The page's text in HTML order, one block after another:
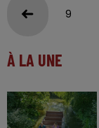
9
À LA UNE